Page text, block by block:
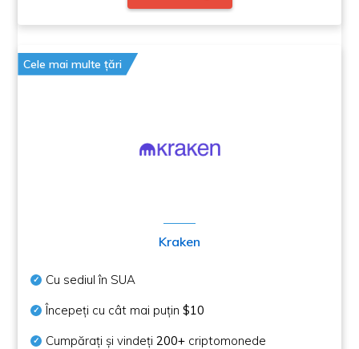
Cele mai multe țări
Kraken
Cu sediul în SUA
Începeți cu cât mai puțin$10
Cumpărați și vindeți200+ criptomonede